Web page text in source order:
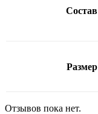
Состав
Размер
Отзывов пока нет.